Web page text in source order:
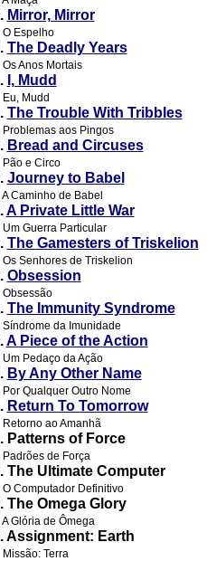
Mirror, Mirror
Espelho
The Deadly Years
Anos Mortais
I, Mudd
Mudd
The Trouble With Tribbles
aos Pingos
Bread and Circuses
e Circo
Journey to Babel
de Babel
A Private Little War
Guerra Particular
The Gamesters of Triskelion
Senhores de Triskelion
Obsession
The Immunity Syndrome
da Imunidade
A Piece of the Action
Pedaço da Ação
By Any Other Name
Qualquer Outro Nome
Return To Tomorrow
ao Amanhã
Patterns of Force
de Força
The Ultimate Computer
Computador Definitivo
The Omega Glory
de Ômega
Assignment: Earth
Terra